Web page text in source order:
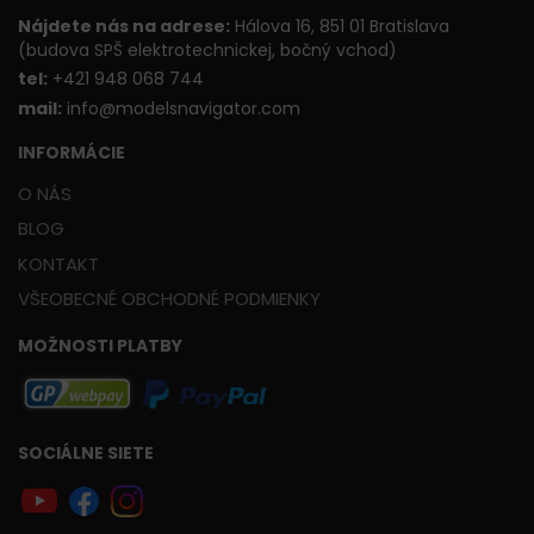
Nájdete nás na adrese: Hálova 16, 851 01 Bratislava
(budova SPŠ elektrotechnickej, bočný vchod)
tel: +421 948 068 744
mail: info@modelsnavigator.com
INFORMÁCIE
O NÁS
BLOG
KONTAKT
VŠEOBECNÉ OBCHODNÉ PODMIENKY
MOŽNOSTI PLATBY
SOCIÁLNE SIETE